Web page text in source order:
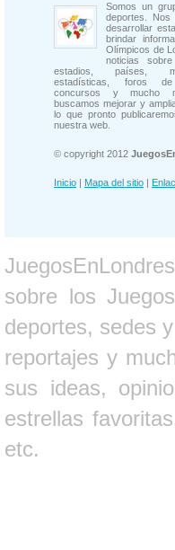
Somos un
deportes. Nos
desarrollar
brindar
Olímpicos de
noticias
estadios, países,
estadísticas, foros de
concursos y mucho
buscamos mejorar y
lo que pronto
nuestra web.
© copyright 2012
Inicio | Mapa del sitio |
sobre los
deportes, sedes
reportajes y
sus ideas,
estrellas
etc.